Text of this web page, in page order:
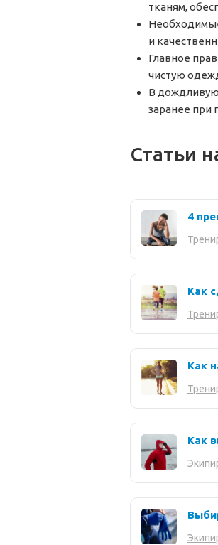
тканям,
и
Главное
чистую
В дождливую
заранее при
Статьи
4
Как
Как
Как